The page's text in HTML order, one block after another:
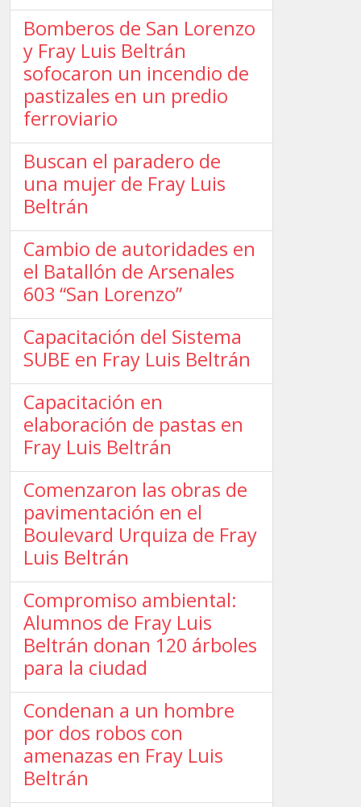
Bomberos de San Lorenzo
y Fray Luis Beltrán
sofocaron un incendio de
pastizales en un predio
ferroviario
Buscan el paradero de
una mujer de Fray Luis
Beltrán
Cambio de autoridades en
el Batallón de Arsenales
603 “San Lorenzo”
Capacitación del Sistema
SUBE en Fray Luis Beltrán
Capacitación en
elaboración de pastas en
Fray Luis Beltrán
Comenzaron las obras de
pavimentación en el
Boulevard Urquiza de Fray
Luis Beltrán
Compromiso ambiental:
Alumnos de Fray Luis
Beltrán donan 120 árboles
para la ciudad
Condenan a un hombre
por dos robos con
amenazas en Fray Luis
Beltrán